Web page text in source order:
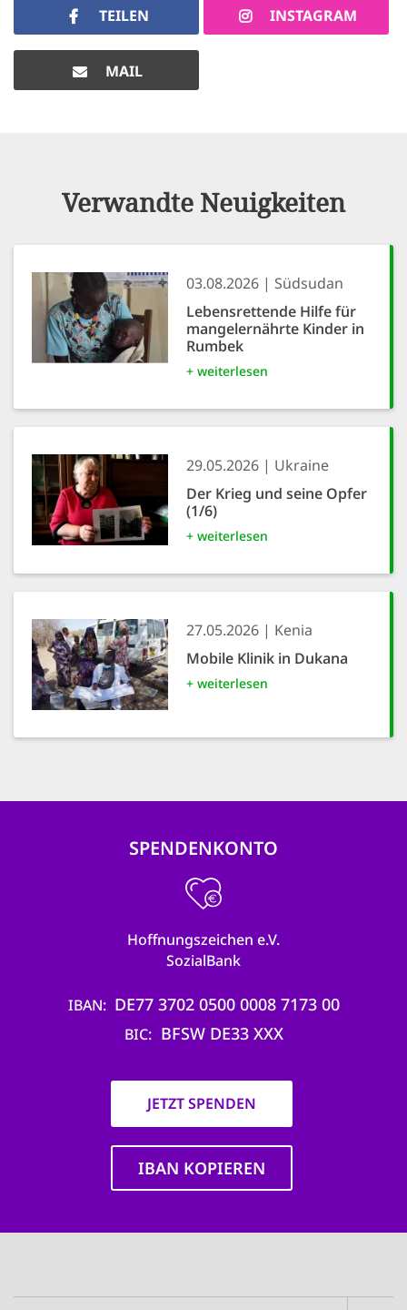
TEILEN INSTAGRAM
MAIL
Verwandte Neuigkeiten
03.08.2026
Südsudan
Lebensrettende Hilfe für
mangelernährte Kinder in
Rumbek
+ weiterlesen
29.05.2026
Ukraine
Der Krieg und seine Opfer
(1/6)
+ weiterlesen
27.05.2026
Kenia
Mobile Klinik in Dukana
+ weiterlesen
SPENDENKONTO
Hoffnungszeichen e.V.
SozialBank
IBAN DE77 3702 0500 0008 7173 00
BIC BFSW DE33 XXX
JETZT SPENDEN
IBAN KOPIEREN